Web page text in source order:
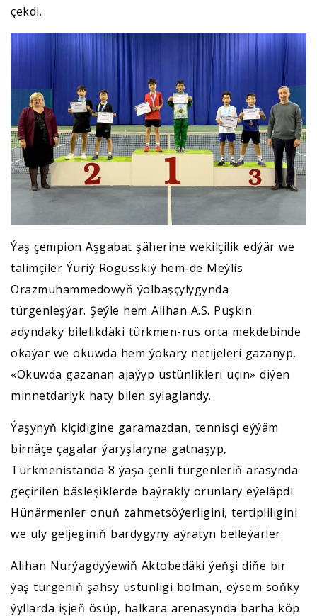
çekdi.
Ýaş çempion Aşgabat şäherine wekilçilik edýär we
tälimçiler Ýuriý Rogusskiý hem-de Meýlis
Orazmuhammedowyň ýolbaşçylygynda
türgenleşýär. Şeýle hem Alihan A.S. Puşkin
adyndaky bilelikdäki türkmen-rus orta mekdebinde
okaýar we okuwda hem ýokary netijeleri gazanyp,
«Okuwda gazanan ajaýyp üstünlikleri üçin» diýen
minnetdarlyk haty bilen sylaglandy.
Ýaşynyň kiçidigine garamazdan, tennisçi eýýäm
birnäçe çagalar ýaryşlaryna gatnaşyp,
Türkmenistanda 8 ýaşa çenli türgenleriň arasynda
geçirilen bäsleşiklerde baýrakly orunlary eýeläpdi.
Hünärmenler onuň zähmetsöýerligini, tertipliligini
we uly geljeginiň bardygyny aýratyn belleýärler.
Alihan Nurýagdyýewiň Aktobedäki ýeňşi diňe bir
ýaş türgeniň şahsy üstünligi bolman, eýsem soňky
ýyllarda işjeň ösüp, halkara arenasynda barha köp